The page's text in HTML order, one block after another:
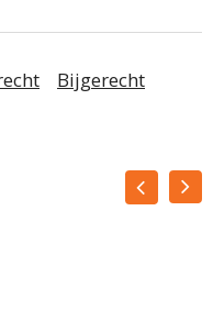
Bijgerecht